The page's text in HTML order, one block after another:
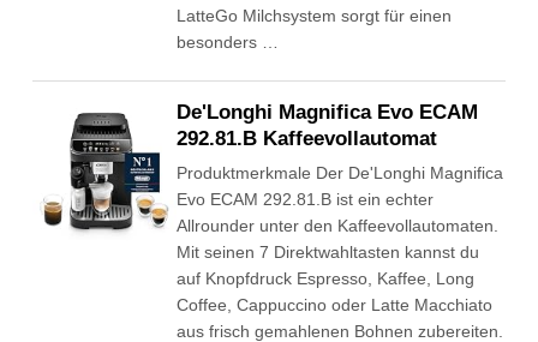
LatteGo Milchsystem sorgt für einen
besonders …
De'Longhi Magnifica Evo ECAM
292.81.B Kaffeevollautomat
Produktmerkmale Der De'Longhi Magnifica
Evo ECAM 292.81.B ist ein echter
Allrounder unter den Kaffeevollautomaten.
Mit seinen 7 Direktwahltasten kannst du
auf Knopfdruck Espresso, Kaffee, Long
Coffee, Cappuccino oder Latte Macchiato
aus frisch gemahlenen Bohnen zubereiten.